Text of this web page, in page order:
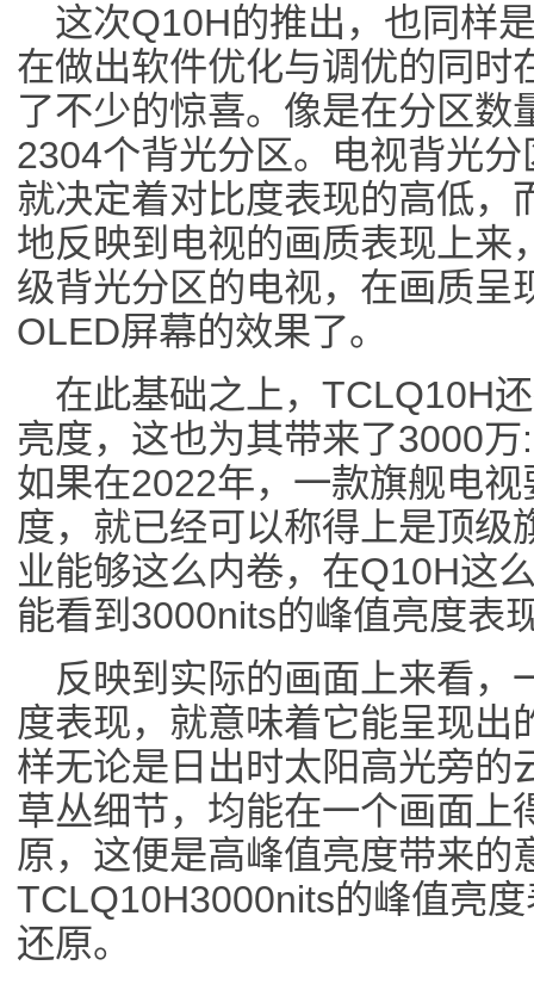
这次Q10H的推出，也同样
在做出软件优化与调优的同时
了不少的惊喜。像是在分区数
2304个背光分区。电视背光
就决定着对比度表现的高低，
地反映到电视的画质表现上来
级背光分区的电视，在画质呈
OLED屏幕的效果了。
在此基础之上，TCLQ10H
亮度，这也为其带来了3000
如果在2022年，一款旗舰电
度，就已经可以称得上是顶级
业能够这么内卷，在Q10H这
能看到3000nits的峰值亮度表
反映到实际的画面上来看，
度表现，就意味着它能呈现出
样无论是日出时太阳高光旁的
草丛细节，均能在一个画面上
原，这便是高峰值亮度带来的
TCLQ10H3000nits的峰值亮
还原。